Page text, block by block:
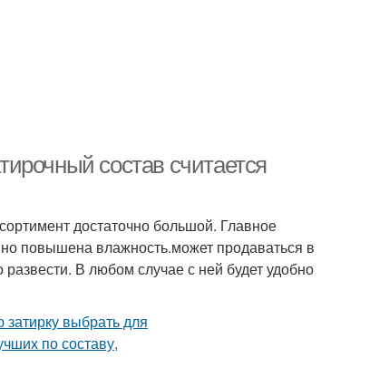
состав считается
достаточно большой. Главное
повышена влажность.может продаваться в
В любом случае с ней будет удобно